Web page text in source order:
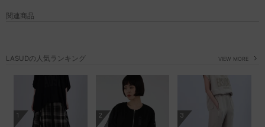
関連商品
LASUDの人気ランキング VIEW MORE
1 2 3